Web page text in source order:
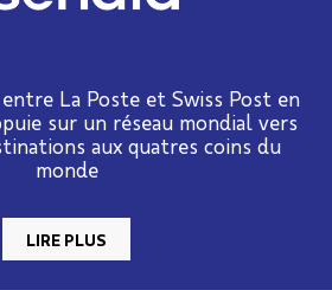
La Poste et Swiss Post en
sur un réseau mondial vers
aux quatres coins du
monde
LIRE PLUS